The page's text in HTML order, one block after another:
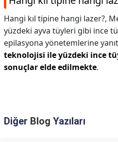
Hangi kıl tipine hangi lazer?,
yüzdeki ayva tüyleri gibi ince
epilasyona yönetemlerine
teknolojisi ile yüzdeki ince
sonuçlar elde edilmekte.
Diğer Blog Yazıları